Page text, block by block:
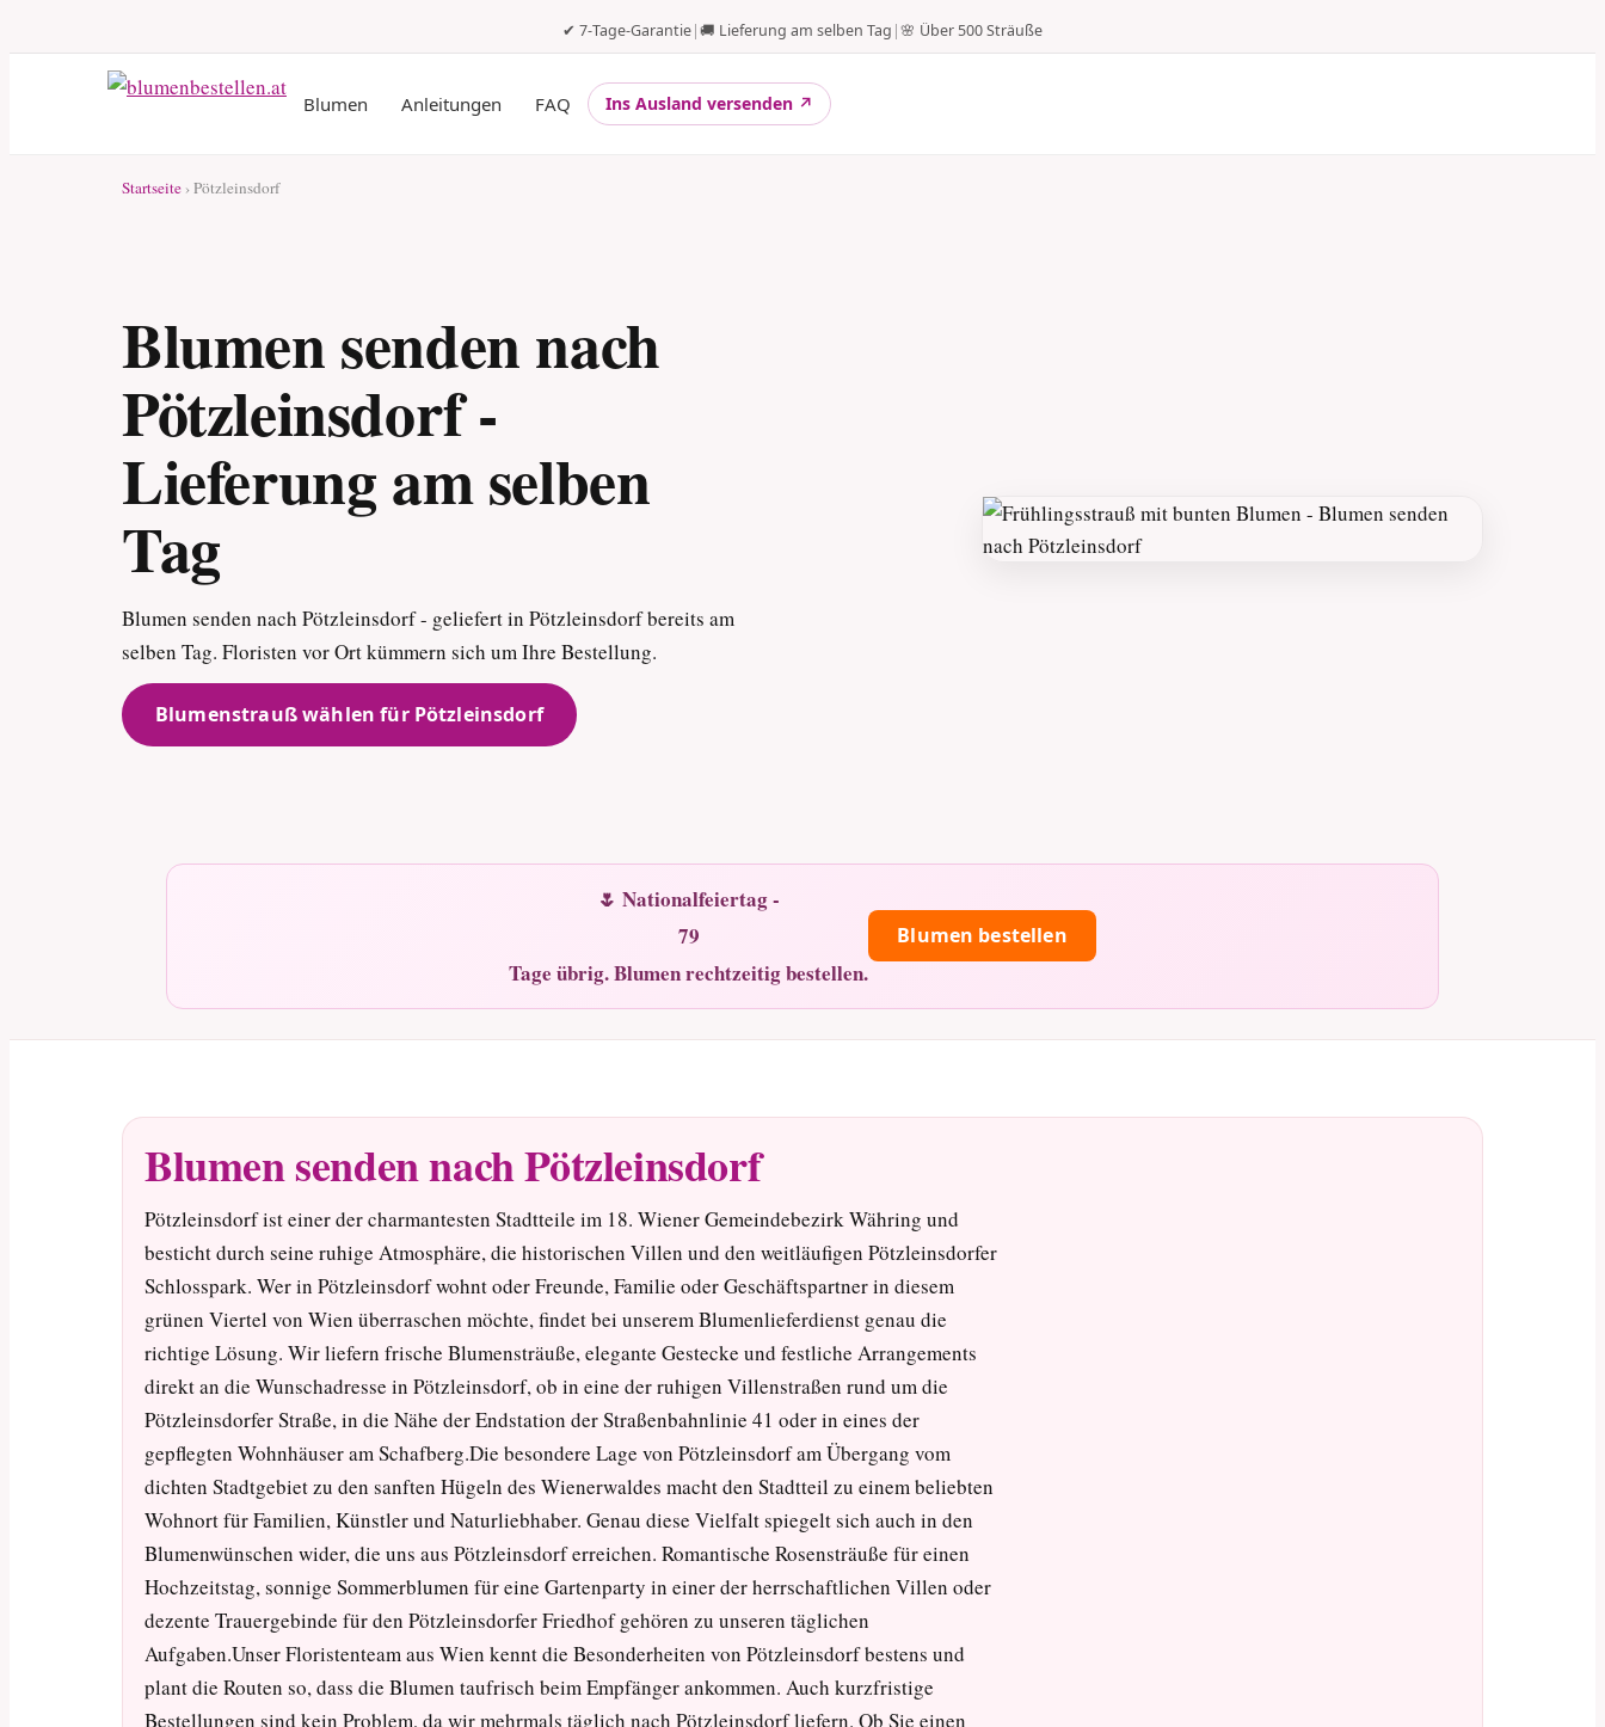
✔ 7-Tage-Garantie|🚚 Lieferung am selben Tag |🌸 Über 500 Sträuße
Blumen Anleitungen FAQ Ins Ausland versenden ↗
Startseite › Pötzleinsdorf
Blumen senden nach
Pötzleinsdorf -
Lieferung am selben
Tag
Blumen senden nach Pötzleinsdorf - geliefert in Pötzleinsdorf bereits am
selben Tag. Floristen vor Ort kümmern sich um Ihre Bestellung.
Blumenstrauß wählen für Pötzleinsdorf
🌷 Nationalfeiertag -
79
Tage übrig. Blumen rechtzeitig bestellen.
Blumen bestellen
Blumen senden nach Pötzleinsdorf
Pötzleinsdorf ist einer der charmantesten Stadtteile im 18. Wiener Gemeindebezirk Währing und
besticht durch seine ruhige Atmosphäre, die historischen Villen und den weitläufigen Pötzleinsdorfer
Schlosspark. Wer in Pötzleinsdorf wohnt oder Freunde, Familie oder Geschäftspartner in diesem
grünen Viertel von Wien überraschen möchte, findet bei unserem Blumenlieferdienst genau die
richtige Lösung. Wir liefern frische Blumensträuße, elegante Gestecke und festliche Arrangements
direkt an die Wunschadresse in Pötzleinsdorf, ob in eine der ruhigen Villenstraßen rund um die
Pötzleinsdorfer Straße, in die Nähe der Endstation der Straßenbahnlinie 41 oder in eines der
gepflegten Wohnhäuser am Schafberg.Die besondere Lage von Pötzleinsdorf am Übergang vom
dichten Stadtgebiet zu den sanften Hügeln des Wienerwaldes macht den Stadtteil zu einem beliebten
Wohnort für Familien, Künstler und Naturliebhaber. Genau diese Vielfalt spiegelt sich auch in den
Blumenwünschen wider, die uns aus Pötzleinsdorf erreichen. Romantische Rosensträuße für einen
Hochzeitstag, sonnige Sommerblumen für eine Gartenparty in einer der herrschaftlichen Villen oder
dezente Trauergebinde für den Pötzleinsdorfer Friedhof gehören zu unseren täglichen
Aufgaben.Unser Floristenteam aus Wien kennt die Besonderheiten von Pötzleinsdorf bestens und
plant die Routen so, dass die Blumen taufrisch beim Empfänger ankommen. Auch kurzfristige
Bestellungen sind kein Problem, da wir mehrmals täglich nach Pötzleinsdorf liefern. Ob Sie einen